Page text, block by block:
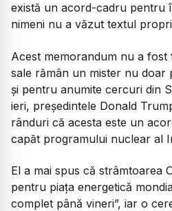
există un acord-cadru pentru
nimeni nu a văzut textul
Acest memorandum nu a fost
sale rămân un mister nu doar
și pentru anumite cercuri din
ieri, președintele Donald
rânduri că acesta este un
capăt programului nuclear al
El a mai spus că strâmtoarea
pentru piața energetică
complet până vineri”, iar o